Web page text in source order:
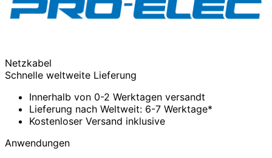
Netzkabel
Schnelle weltweite Lieferung
Innerhalb von 0-2 Werktagen versandt
Lieferung nach Weltweit: 6-7 Werktage*
Kostenloser Versand inklusive
Anwendungen